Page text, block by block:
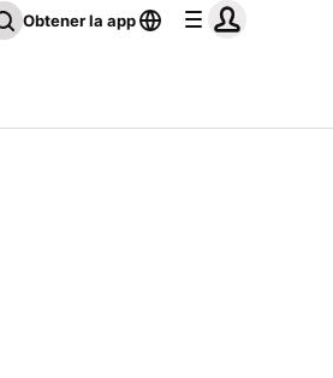
Obtener la app